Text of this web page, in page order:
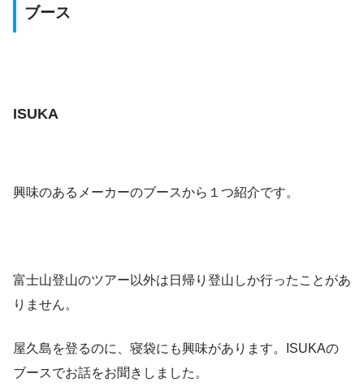
ブース
ISUKA
興味のあるメーカーのブースから１つ紹介です。
富士山登山のツアー以外は日帰り登山しか行ったことがあ
りません。
屋久島を登るのに、寝袋にも興味があります。ISUKAの
ブースでお話をお聞きしました。